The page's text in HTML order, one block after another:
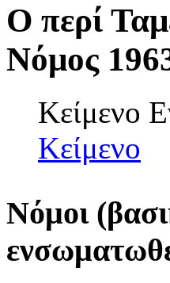
Ο περί
Νόμος
Κείμενο
Κείμενο
Νόμοι